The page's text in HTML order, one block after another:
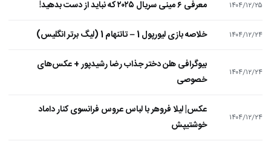
۱۴۰۴/۱۲/۲۵ معرفی ۶ مینی سریال ۲۰۲۵ که نباید از دست بدهید!
۱۴۰۴/۱۲/۲۴ خلاصه بازی لیورپول 1 – تاتنهام 1 (لیگ برتر انگلیس)
۱۴۰۴/۱۲/۲۴
بیوگرافی هلن دختر جذاب رضا رشیدپور + عکس‌های
خصوصی
۱۴۰۴/۱۲/۲۴
عکس| لیلا فروهر با لباس عروس فرانسوی کنار داماد
خوشتیپش